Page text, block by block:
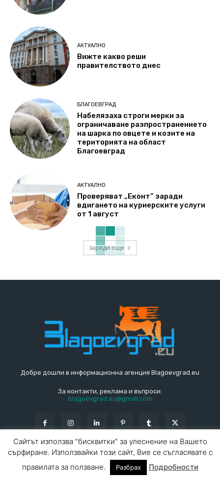
АКТУАЛНО
Вижте какво реши
правителството днес
БЛАГОЕВГРАД
Набелязаха строги мерки за
ограничаване разпространението
на шарка по овцете и козите на
територията на област
Благоевград
АКТУАЛНО
Проверяват „Еконт“ заради
вдигането на куриерските услуги
от 1 август
зареди още
Добре дошли в информационна агенция Blagoevgrad.eu
За контакти, реклама и въпроси:
blagoevgrad.eu@gmail.com
© Blagoevgrad.EU 2010 - 2026 Общи условия |
СПРАВОЧНИК
Сайтът използва "бисквитки" за улеснение на Вашето
сърфиране. Използвайки този сайт, Вие се съгласявате с
правилата за ползване.
Разбрах Подробности